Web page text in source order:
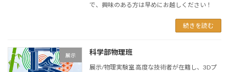
で、興味のある方は早めにお越しください！
続きを読む
展示 科学部物理班
展示/物理実験室 高度な技術者が在籍し、3Dプ